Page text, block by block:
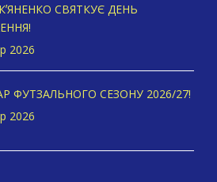
СВЯТКУЄ ДЕНЬ
2026
ФУТЗАЛЬНОГО СЕЗОНУ 2026/27!
2026